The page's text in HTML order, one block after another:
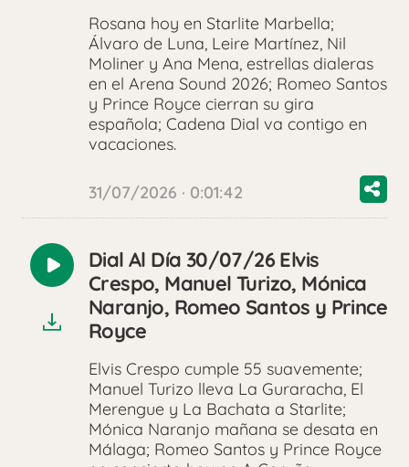
Rosana hoy en Starlite Marbella;
Álvaro de Luna, Leire Martínez, Nil
Moliner y Ana Mena, estrellas dialeras
en el Arena Sound 2026; Romeo Santos
y Prince Royce cierran su gira
española; Cadena Dial va contigo en
vacaciones.
31/07/2026 · 0:01:42
Reproducir
audio
Dial Al Día 30/07/26 Elvis
Crespo, Manuel Turizo, Mónica
Naranjo, Romeo Santos y Prince
Royce
Elvis Crespo cumple 55 suavemente;
Manuel Turizo lleva La Guraracha, El
Merengue y La Bachata a Starlite;
Mónica Naranjo mañana se desata en
Málaga; Romeo Santos y Prince Royce